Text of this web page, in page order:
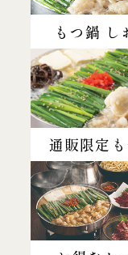
もつ鍋 し
通販限定